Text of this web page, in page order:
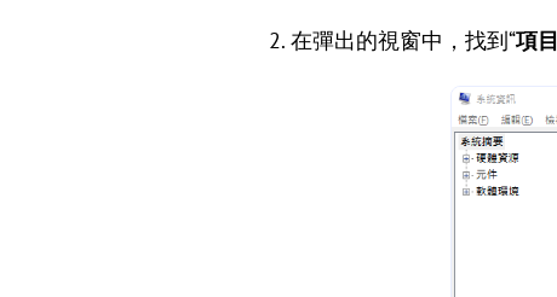
2. 在彈出的視窗中，找到“項目